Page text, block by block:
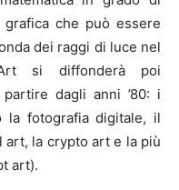
che può essere
dei raggi di luce nel
si diffonderà poi
dagli anni ’80: i
la fotografia digitale, il
art, la crypto art e la più
art).